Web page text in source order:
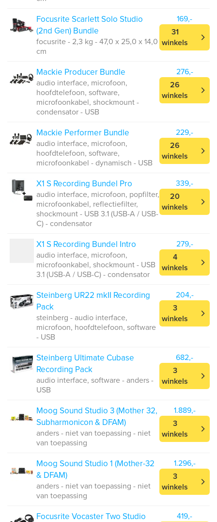
Focusrite Scarlett Solo Studio
(2nd Gen) Bundle
focusrite - 2,3 kg - 47,0 x 25,0 x 14,0
cm
169,-
31
winkels
Mackie Producer Bundle
audio interface, microfoon,
hoofdtelefoon, software,
microfoonkabel, shockmount -
condensator - USB
276,-
26
winkels
Mackie Performer Bundle
audio interface, microfoon,
hoofdtelefoon, software,
microfoonkabel - dynamisch - USB
229,-
26
winkels
X1 S Recording Bundel Pro
audio interface, microfoon, popfilter,
microfoonkabel, reflectiefilter,
shockmount - USB 3.1 (USB-A / USB-
C) - condensator
339,-
20
winkels
X1 S Recording Bundel Intro
audio interface, microfoon,
microfoonkabel, shockmount - USB
3.1 (USB-A / USB-C) - condensator
279,-
4
winkels
Steinberg UR22 mkII Recording
Pack
steinberg - audio interface,
microfoon, hoofdtelefoon, software
- USB
204,-
3
winkels
Steinberg Ultimate Cubase
Recording Pack
audio interface, software - anders -
USB
682,-
3
winkels
Moog Sound Studio 3 (Mother 32,
Subharmonicon & DFAM)
anders - niet van toepassing - niet
van toepassing
1.889,-
3
winkels
Moog Sound Studio 1 (Mother-32
& DFAM)
anders - niet van toepassing - niet
van toepassing
1.296,-
3
winkels
Focusrite Vocaster Two Studio
419,-